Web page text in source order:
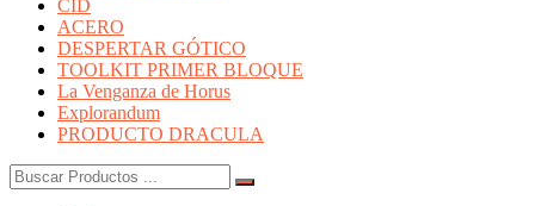
CID
ACERO
DESPERTAR GÓTICO
TOOLKIT PRIMER BLOQUE
La Venganza de Horus
Explorandum
PRODUCTO DRACULA
Buscar: